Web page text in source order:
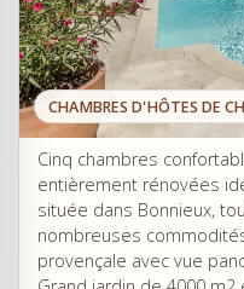
CHAMBRES D'HÔTES DE
Cinq chambres
entièrement rénovées
située dans Bonnieux,
nombreuses
provençale avec vue